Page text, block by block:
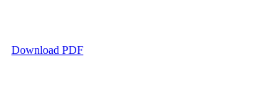
Download PDF